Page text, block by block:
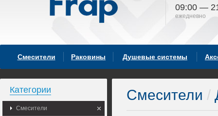
09:00 —
ежедневно
Смесители Раковины Душевые системы
Категории
Смесители
Смесители /